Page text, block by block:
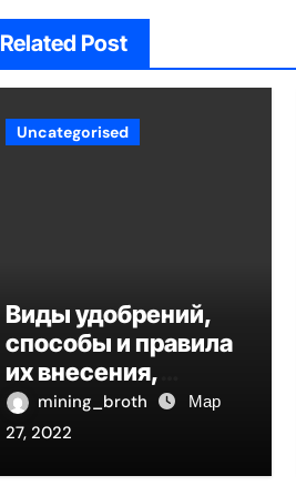
Related Post
Uncategorised
Виды удобрений,
способы и правила
их внесения,
польза и вред
применения
mining_broth
Мар
27, 2022